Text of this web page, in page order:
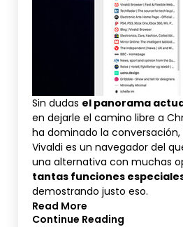
Sin dudas el panorama
en dejarle el camino libre a
ha dominado la
Vivaldi es un navegador del
una alternativa con muchas
tantas funciones
demostrando justo eso.
Read More
Continue Reading